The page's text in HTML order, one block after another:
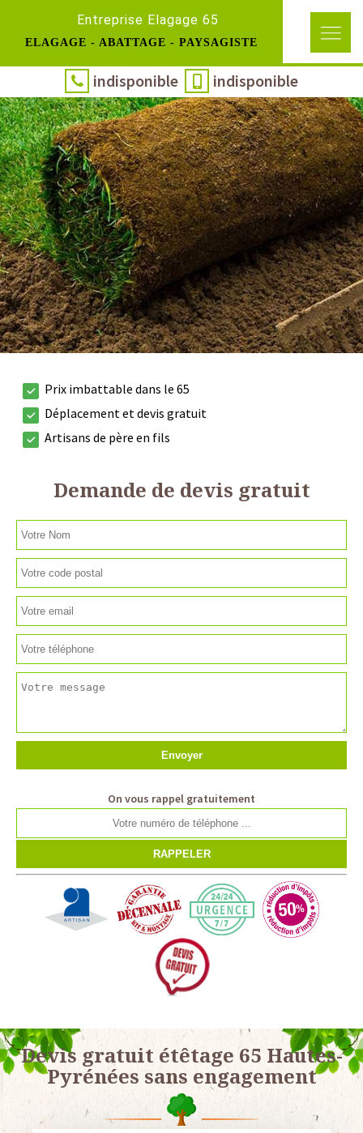
Entreprise Elagage 65
ELAGAGE - ABATTAGE - PAYSAGISTE
indisponible indisponible
Prix imbattable dans le 65
Déplacement et devis gratuit
Artisans de père en fils
Demande de devis gratuit
On vous rappel gratuitement
Devis gratuit étêtage 65 Hautes-
Pyrénées sans engagement